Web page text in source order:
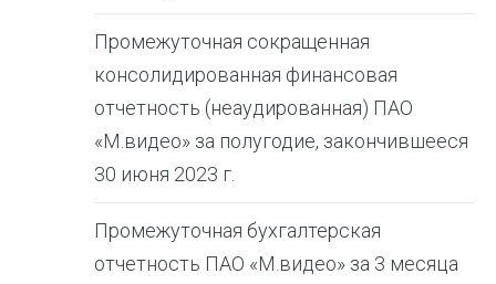
Промежуточная сокращенная
консолидированная финансовая
отчетность (неаудированная) ПАО
«М.видео» за полугодие, закончившееся
30 июня 2023 г.
Промежуточная бухгалтерская
отчетность ПАО «М.видео» за 3 месяца